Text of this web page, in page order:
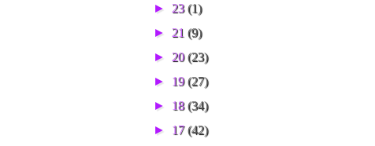
► 23(1)
► 21 (9)
► 20(23)
► 19(27)
► 18(34)
► 17(42)